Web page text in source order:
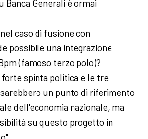
Banca Generali è ormai
caso di fusione con
possibile una integrazione
(famoso terzo polo)?
forte spinta politica e le tre
un punto di riferimento
dell'economia nazionale, ma
su questo progetto in